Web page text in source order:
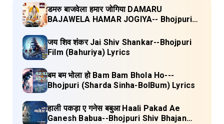
डमरु बाजवेला हमार जोगिया DAMARU
BAJAWELA HAMAR JOGIYA-- Bhojpuri
जय शिव शंकर Jai Shiv Shankar--Bhojpuri
Film (Bahuriya) Lyrics
बम बम भोला हो Bam Bam Bhola Ho---
Bhojpuri (Sharda Sinha-BolBum) Lyrics
हाली पकड़ा ए गनेस बबुआ Haali Pakad Ae
Ganesh Babua--Bhojpuri Shiv Bhajan